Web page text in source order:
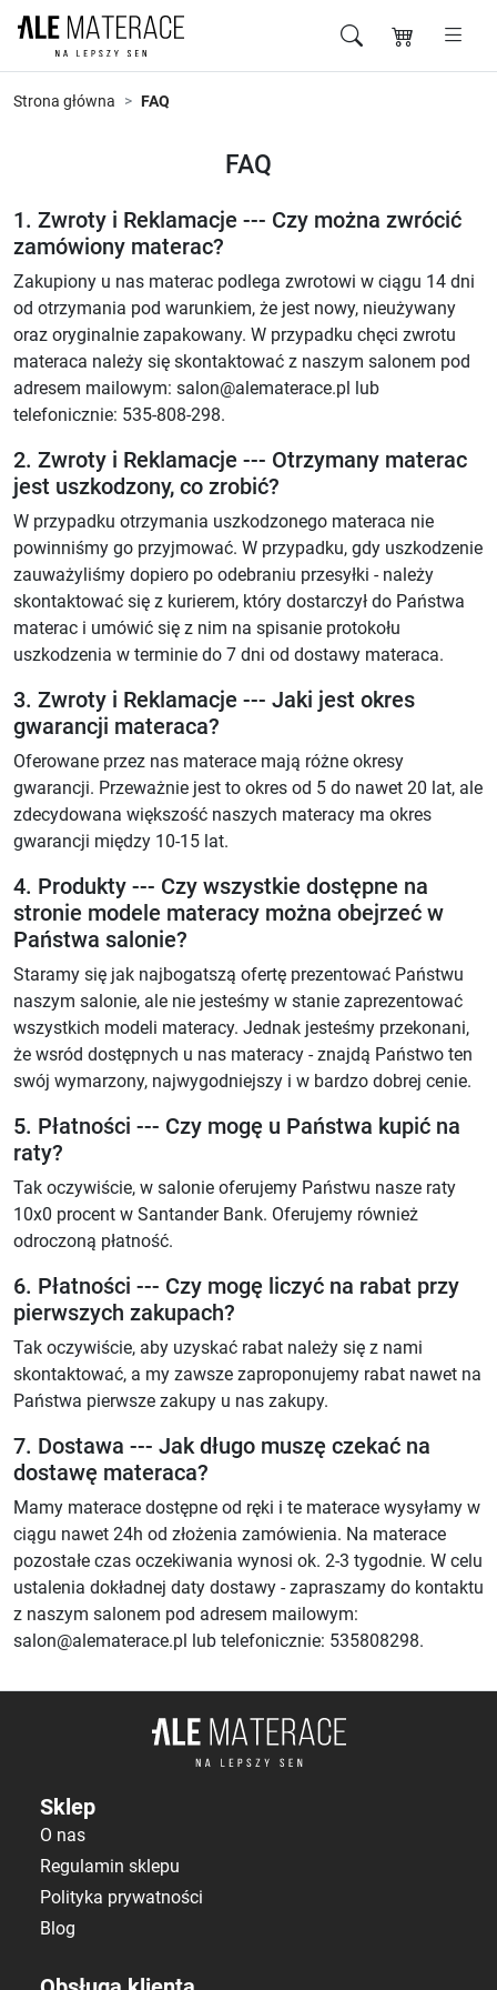
Przejdź do zawartości
Strona główna FAQ
FAQ
1. Zwroty i Reklamacje --- Czy można zwrócić
zamówiony materac?
Zakupiony u nas materac podlega zwrotowi w ciągu 14 dni
od otrzymania pod warunkiem, że jest nowy, nieużywany
oraz oryginalnie zapakowany. W przypadku chęci zwrotu
materaca należy się skontaktować z naszym salonem pod
adresem mailowym: salon@alematerace.pl lub
telefonicznie: 535-808-298.
2. Zwroty i Reklamacje --- Otrzymany materac
jest uszkodzony, co zrobić?
W przypadku otrzymania uszkodzonego materaca nie
powinniśmy go przyjmować. W przypadku, gdy uszkodzenie
zauważyliśmy dopiero po odebraniu przesyłki - należy
skontaktować się z kurierem, który dostarczył do Państwa
materac i umówić się z nim na spisanie protokołu
uszkodzenia w terminie do 7 dni od dostawy materaca.
3. Zwroty i Reklamacje --- Jaki jest okres
gwarancji materaca?
Oferowane przez nas materace mają różne okresy
gwarancji. Przeważnie jest to okres od 5 do nawet 20 lat, ale
zdecydowana większość naszych materacy ma okres
gwarancji między 10-15 lat.
4. Produkty --- Czy wszystkie dostępne na
stronie modele materacy można obejrzeć w
Państwa salonie?
Staramy się jak najbogatszą ofertę prezentować Państwu
naszym salonie, ale nie jesteśmy w stanie zaprezentować
wszystkich modeli materacy. Jednak jesteśmy przekonani,
że wsród dostępnych u nas materacy - znajdą Państwo ten
swój wymarzony, najwygodniejszy i w bardzo dobrej cenie.
5. Płatności --- Czy mogę u Państwa kupić na
raty?
Tak oczywiście, w salonie oferujemy Państwu nasze raty
10x0 procent w Santander Bank. Oferujemy również
odroczoną płatność.
6. Płatności --- Czy mogę liczyć na rabat przy
pierwszych zakupach?
Tak oczywiście, aby uzyskać rabat należy się z nami
skontaktować, a my zawsze zaproponujemy rabat nawet na
Państwa pierwsze zakupy u nas zakupy.
7. Dostawa --- Jak długo muszę czekać na
dostawę materaca?
Mamy materace dostępne od ręki i te materace wysyłamy w
ciągu nawet 24h od złożenia zamówienia. Na materace
pozostałe czas oczekiwania wynosi ok. 2-3 tygodnie. W celu
ustalenia dokładnej daty dostawy - zapraszamy do kontaktu
z naszym salonem pod adresem mailowym:
salon@alematerace.pl lub telefonicznie: 535808298.
Sklep
O nas
Regulamin sklepu
Polityka prywatności
Blog